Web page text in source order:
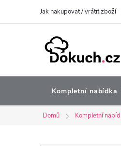
Jak nakupovat / vrátit zboží
Kompletní nabídka
Domů Kompletní